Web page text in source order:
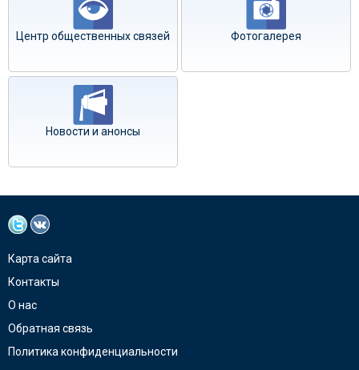
Центр общественных связей Фотогалерея
Новости и анонсы
Карта сайта
Контакты
О нас
Обратная связь
Политика конфиденциальности